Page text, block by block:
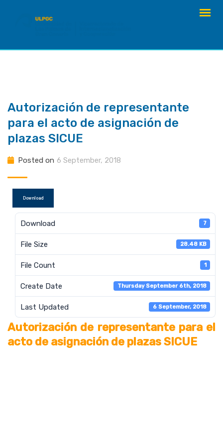
Autorización de representante
para el acto de asignación de
plazas SICUE
Posted on 6 September, 2018
Download
Download 7
File Size 28.48 KB
File Count 1
Create Date Thursday September 6th, 2018
Last Updated 6 September, 2018
Autorización de representante para el
acto de asignación de plazas SICUE